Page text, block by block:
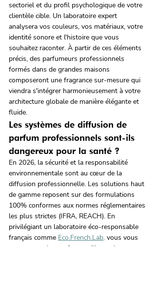
sectoriel et du profil psychologique de votre
clientèle cible. Un laboratoire expert
analysera vos couleurs, vos matériaux, votre
identité sonore et l'histoire que vous
souhaitez raconter. À partir de ces éléments
précis, des parfumeurs professionnels
formés dans de grandes maisons
composeront une fragrance sur-mesure qui
viendra s'intégrer harmonieusement à votre
architecture globale de manière élégante et
fluide.
Les systèmes de diffusion de
parfum professionnels sont-ils
dangereux pour la santé ?
En 2026, la sécurité et la responsabilité
environnementale sont au cœur de la
diffusion professionnelle. Les solutions haut
de gamme reposent sur des formulations
100% conformes aux normes réglementaires
les plus strictes (IFRA, REACH). En
privilégiant un laboratoire éco-responsable
français comme Eco.French.Lab, vous vous
assurez que les parfums utilisent des